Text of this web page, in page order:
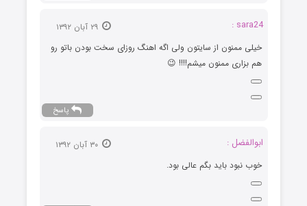
sara24 :
۲۹ آبان ۱۳۹۲
خیلی ممنون از سایتون ولی اگه اهنگ روزای سخت بودن باتو رو
هم بزاری ممنون میشم!!!! 😉
پاسخ
ابوالفضل :
خوب نبود باید بگم عالی بود.